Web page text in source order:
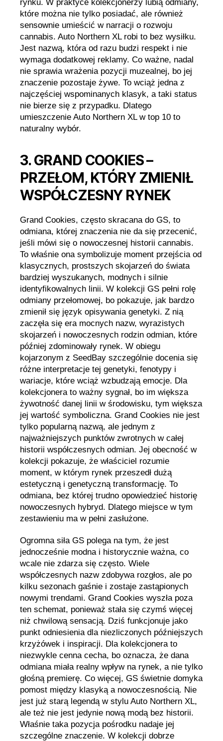
rynku. W praktyce kolekcjonerzy lubią odmiany,
które można nie tylko posiadać, ale również
sensownie umieścić w narracji o rozwoju
cannabis. Auto Northern XL robi to bez wysiłku.
Jest nazwą, która od razu budzi respekt i nie
wymaga dodatkowej reklamy. Co ważne, nadal
nie sprawia wrażenia pozycji muzealnej, bo jej
znaczenie pozostaje żywe. To wciąż jedna z
najczęściej wspominanych klasyk, a taki status
nie bierze się z przypadku. Dlatego
umieszczenie Auto Northern XL w top 10 to
naturalny wybór.
3. GRAND COOKIES –
PRZEŁOM, KTÓRY ZMIENIŁ
WSPÓŁCZESNY RYNEK
Grand Cookies, często skracana do GS, to
odmiana, której znaczenia nie da się przecenić,
jeśli mówi się o nowoczesnej historii cannabis.
To właśnie ona symbolizuje moment przejścia od
klasycznych, prostszych skojarzeń do świata
bardziej wyszukanych, modnych i silnie
identyfikowalnych linii. W kolekcji GS pełni rolę
odmiany przełomowej, bo pokazuje, jak bardzo
zmienił się język opisywania genetyki. Z nią
zaczęła się era mocnych nazw, wyrazistych
skojarzeń i nowoczesnych rodzin odmian, które
później zdominowały rynek. W obiegu
kojarzonym z SeedBay szczególnie docenia się
różne interpretacje tej genetyki, fenotypy i
wariacje, które wciąż wzbudzają emocje. Dla
kolekcjonera to ważny sygnał, bo im większa
żywotność danej linii w środowisku, tym większa
jej wartość symboliczna. Grand Cookies nie jest
tylko popularną nazwą, ale jednym z
najważniejszych punktów zwrotnych w całej
historii współczesnych odmian. Jej obecność w
kolekcji pokazuje, że właściciel rozumie
moment, w którym rynek przeszedł dużą
estetyczną i genetyczną transformację. To
odmiana, bez której trudno opowiedzieć historię
nowoczesnych hybryd. Dlatego miejsce w tym
zestawieniu ma w pełni zasłużone.
Ogromna siła GS polega na tym, że jest
jednocześnie modna i historycznie ważna, co
wcale nie zdarza się często. Wiele
współczesnych nazw zdobywa rozgłos, ale po
kilku sezonach gaśnie i zostaje zastąpionych
nowymi trendami. Grand Cookies wyszła poza
ten schemat, ponieważ stała się czymś więcej
niż chwilową sensacją. Dziś funkcjonuje jako
punkt odniesienia dla niezliczonych późniejszych
krzyżówek i inspiracji. Dla kolekcjonera to
niezwykle cenna cecha, bo oznacza, że dana
odmiana miała realny wpływ na rynek, a nie tylko
głośną premierę. Co więcej, GS świetnie domyka
pomost między klasyką a nowoczesnością. Nie
jest już starą legendą w stylu Auto Northern XL,
ale też nie jest jedynie nową modą bez historii.
Właśnie taka pozycja pośrodku nadaje jej
szczególne znaczenie. W kolekcji dobrze